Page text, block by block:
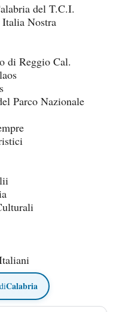
del T.C.I.
Nostra
di Reggio Cal.
Parco Nazionale
Calabria